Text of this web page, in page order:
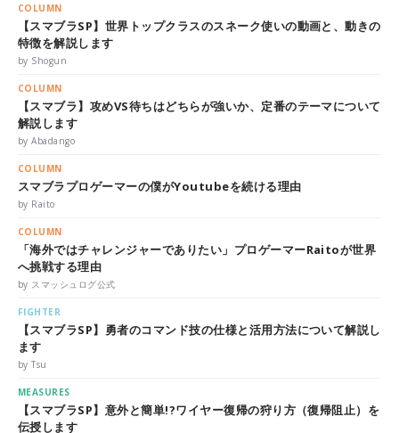
COLUMN
【スマブラSP】世界トップクラスのスネーク使いの動画と、動きの
特徴を解説します
by Shogun
COLUMN
【スマブラ】攻めVS待ちはどちらが強いか、定番のテーマについて
解説します
by Abadango
COLUMN
スマブラプロゲーマーの僕がYoutubeを続ける理由
by Raito
COLUMN
「海外ではチャレンジャーでありたい」プロゲーマーRaitoが世界
へ挑戦する理由
by スマッシュログ公式
FIGHTER
【スマブラSP】勇者のコマンド技の仕様と活用方法について解説し
ます
by Tsu
MEASURES
【スマブラSP】意外と簡単!?ワイヤー復帰の狩り方（復帰阻止）を
伝授します